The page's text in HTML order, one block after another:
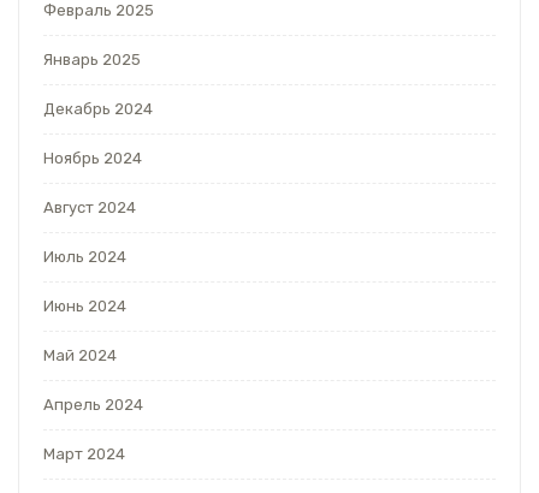
Февраль 2025
Январь 2025
Декабрь 2024
Ноябрь 2024
Август 2024
Июль 2024
Июнь 2024
Май 2024
Апрель 2024
Март 2024